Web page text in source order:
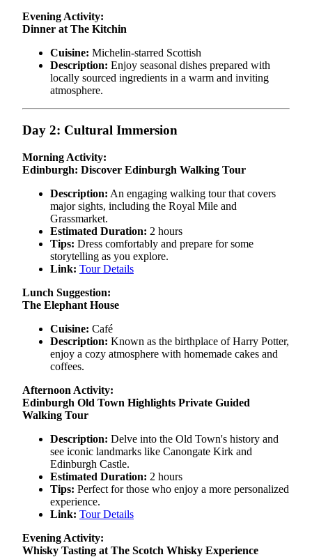
Evening Activity:
Dinner at The Kitchin
Cuisine: Michelin-starred Scottish
Description: Enjoy seasonal dishes prepared with
locally sourced ingredients in a warm and inviting
atmosphere.
Day 2: Cultural Immersion
Morning Activity:
Edinburgh: Discover Edinburgh Walking Tour
Description: An engaging walking tour that covers
major sights, including the Royal Mile and
Grassmarket.
Estimated Duration: 2 hours
Tips: Dress comfortably and prepare for some
storytelling as you explore.
Link: Tour Details
Lunch Suggestion:
The Elephant House
Cuisine: Café
Description: Known as the birthplace of Harry Potter,
enjoy a cozy atmosphere with homemade cakes and
coffees.
Afternoon Activity:
Edinburgh Old Town Highlights Private Guided
Walking Tour
Description: Delve into the Old Town's history and
see iconic landmarks like Canongate Kirk and
Edinburgh Castle.
Estimated Duration: 2 hours
Tips: Perfect for those who enjoy a more personalized
experience.
Link: Tour Details
Evening Activity:
Whisky Tasting at The Scotch Whisky Experience